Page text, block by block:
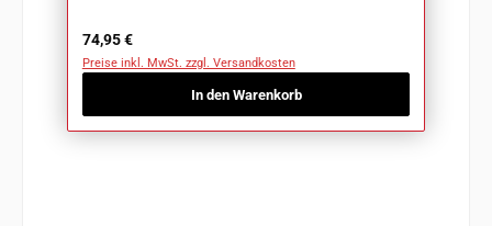
Regulärer Preis:
74,95 €
Preise inkl. MwSt. zzgl. Versandkosten
In den Warenkorb